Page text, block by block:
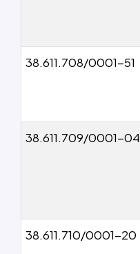
38.611.708/0001-51
38.611.709/0001-04
38.611.710/0001-20